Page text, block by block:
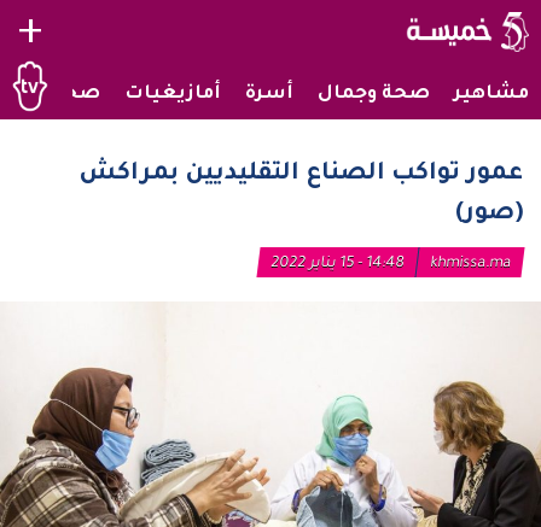
+
مشاهير صحة وجمال أسرة أمازيغيات صحراويات
عمور تواكب الصناع التقليديين بمراكش
(صور)
khmissa.ma 14:48 - 15 يناير 2022